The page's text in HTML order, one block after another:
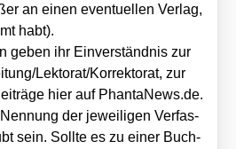
an einen even­tu­el­len Ver­lag,
habt).
geben ihr Ein­ver­ständ­nis zur
​Lektorat/​Korrektorat, zur
hier auf Phan​ta​News​.de.
der jewei­li­gen Ver­fas­
sein. Soll­te es zu einer Buch­